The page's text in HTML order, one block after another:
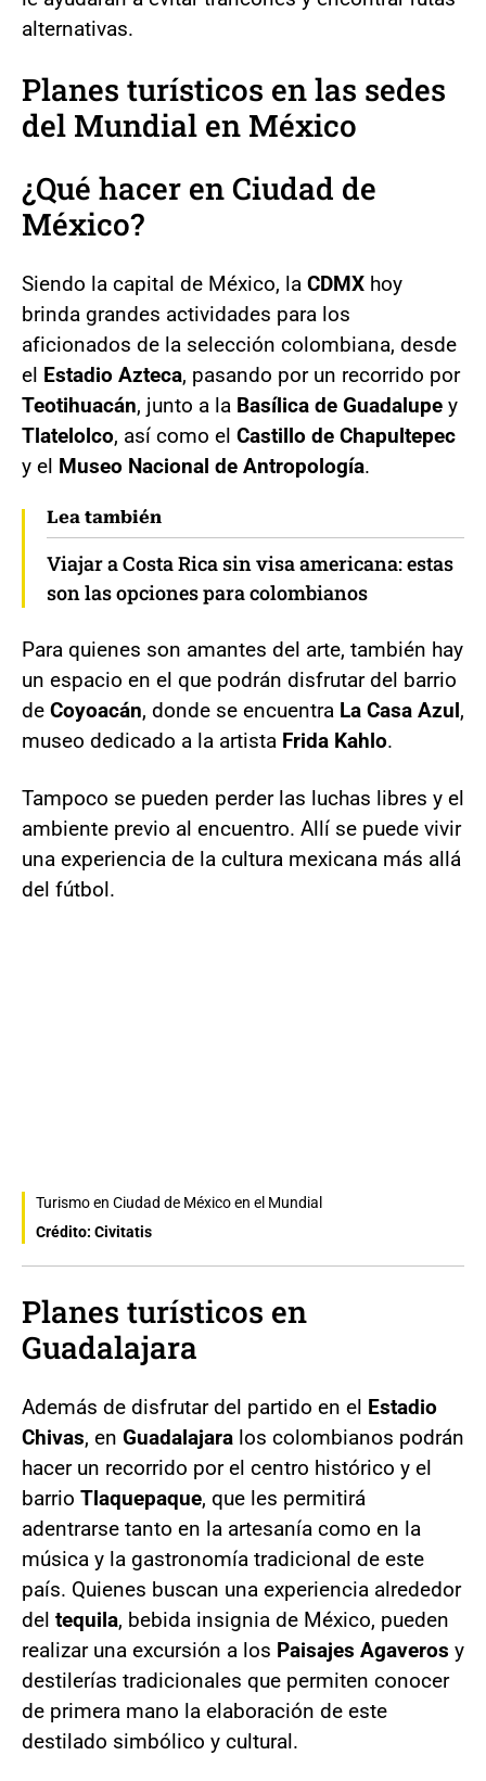
alternativas.
Planes turísticos en las sedes
del Mundial en México
¿Qué hacer en Ciudad de
México?
Siendo la capital de México, la CDMX hoy
brinda grandes actividades para los
aficionados de la selección colombiana, desde
el Estadio Azteca, pasando por un recorrido por
Teotihuacán, junto a la Basílica de Guadalupe y
Tlatelolco, así como el Castillo de Chapultepec
y el Museo Nacional de Antropología.
Lea también
Viajar a Costa Rica sin visa americana: estas
son las opciones para colombianos
Para quienes son amantes del arte, también hay
un espacio en el que podrán disfrutar del barrio
de Coyoacán, donde se encuentra La Casa Azul,
museo dedicado a la artista Frida Kahlo.
Tampoco se pueden perder las luchas libres y el
ambiente previo al encuentro. Allí se puede vivir
una experiencia de la cultura mexicana más allá
del fútbol.
Turismo en Ciudad de México en el Mundial
Crédito: Civitatis
Planes turísticos en
Guadalajara
Además de disfrutar del partido en el Estadio
Chivas, en Guadalajara los colombianos podrán
hacer un recorrido por el centro histórico y el
barrio Tlaquepaque, que les permitirá
adentrarse tanto en la artesanía como en la
música y la gastronomía tradicional de este
país. Quienes buscan una experiencia alrededor
del tequila, bebida insignia de México, pueden
realizar una excursión a los Paisajes Agaveros y
destilerías tradicionales que permiten conocer
de primera mano la elaboración de este
destilado simbólico y cultural.